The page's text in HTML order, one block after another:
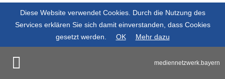
mediennetzwerk.bayern
Diese Website verwendet Cookies. Durch die Nutzung des
Services erklären Sie sich damit einverstanden, dass Cookies
gesetzt werden.
OK Mehr dazu